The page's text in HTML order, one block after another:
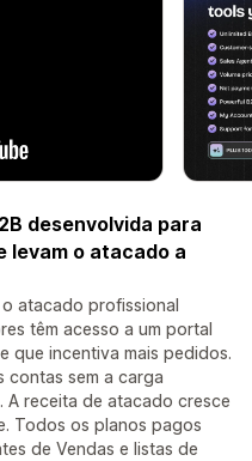
desenvolvida para
levam o atacado a
atacado profissional
têm acesso a um portal
que incentiva mais pedidos.
contas sem a carga
A receita de atacado cresce
Todos os planos pagos
de Vendas e listas de